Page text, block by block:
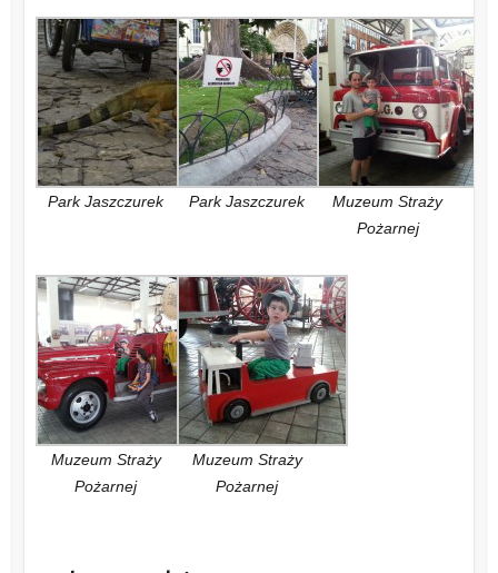
Park Jaszczurek Park Jaszczurek
Muzeum Straży
Pożarnej
Muzeum Straży
Pożarnej
Muzeum Straży
Pożarnej